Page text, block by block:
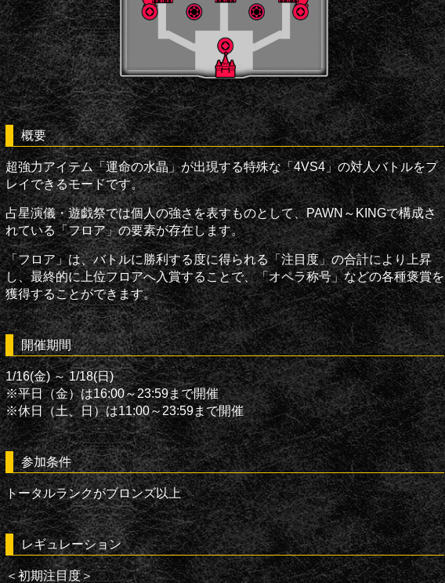
概要
超強力アイテム「運命の水晶」が出現する特殊な「4VS4」の対人バトルをプ
レイできるモードです。
占星演儀・遊戯祭では個人の強さを表すものとして、PAWN～KINGで構成さ
れている「フロア」の要素が存在します。
「フロア」は、バトルに勝利する度に得られる「注目度」の合計により上昇
し、最終的に上位フロアへ入賞することで、「オペラ称号」などの各種褒賞を
獲得することができます。
開催期間
1/16(金) ～ 1/18(日)
※平日（金）は16:00～23:59まで開催
※休日（土、日）は11:00～23:59まで開催
参加条件
トータルランクがブロンズ以上
レギュレーション
＜初期注目度＞